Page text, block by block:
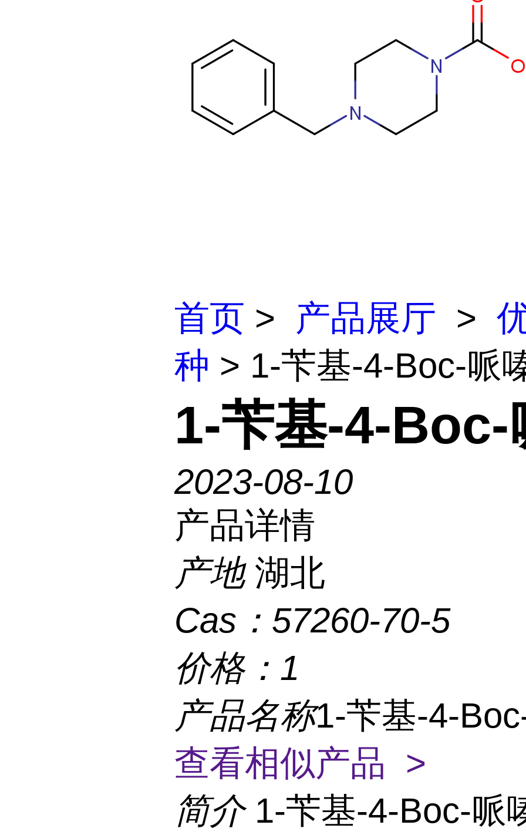
首页 > 产品展厅 >
种 > 1-苄基-4-Boc-哌
1-苄基-4-Boc-
2023-08-10
产品详情
产地 湖北
Cas： 57260-70-5
价格： 1
产品名称1-苄基-4-
查看相似产品 >
简介 1-苄基-4-Boc-哌